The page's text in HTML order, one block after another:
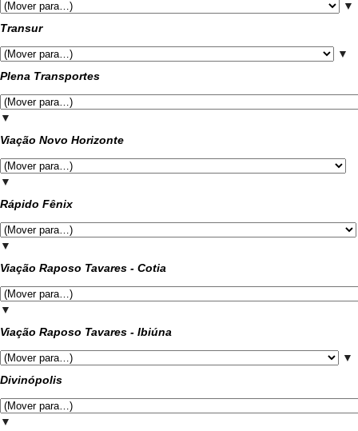
▼
Transur
▼
Plena Transportes
▼
Viação Novo Horizonte
▼
Rápido Fênix
▼
Viação Raposo Tavares - Cotia
▼
Viação Raposo Tavares - Ibiúna
▼
Divinópolis
▼